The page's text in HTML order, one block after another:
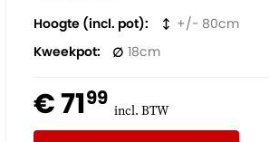
Hoogte (incl. pot) 80
Kweekpot
18
€ 7199 incl. BTW